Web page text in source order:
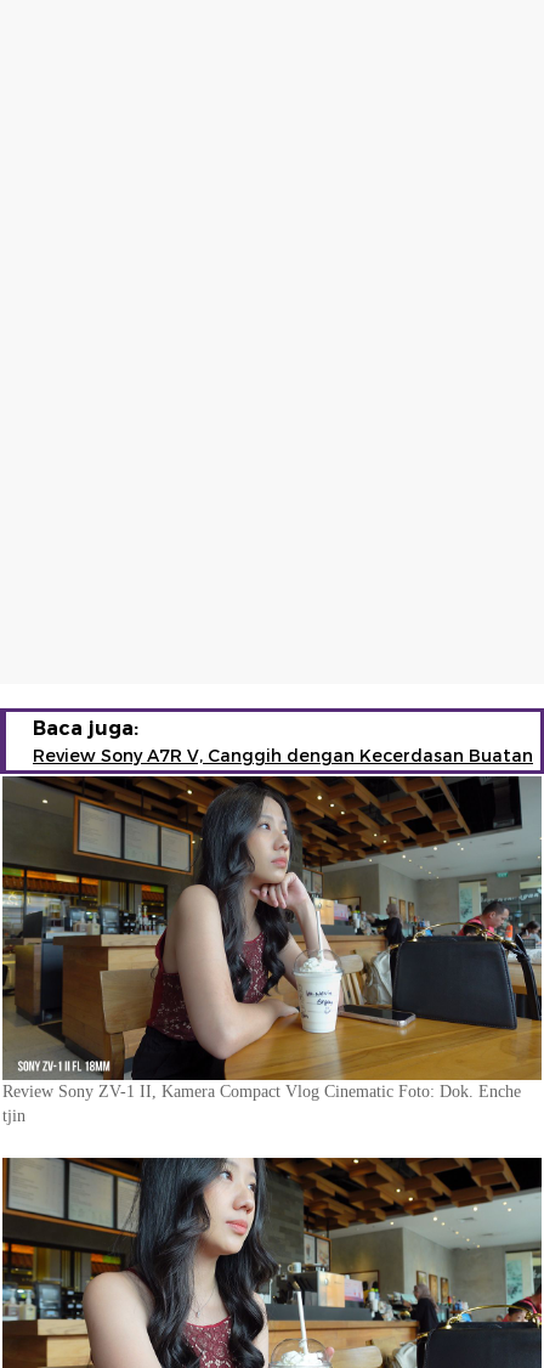
Baca juga:
Review Sony A7R V, Canggih dengan Kecerdasan Buatan
Review Sony ZV-1 II, Kamera Compact Vlog Cinematic Foto: Dok. Enche
tjin